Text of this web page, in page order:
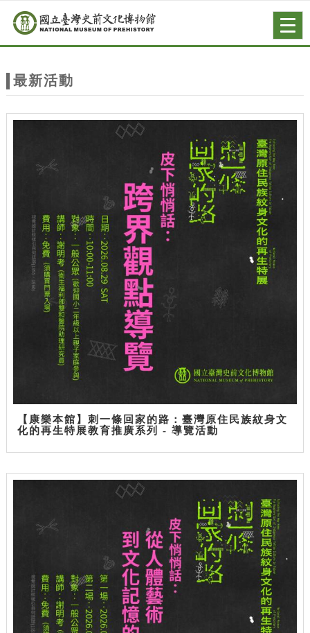
站
主
跳到主要內容
網站導覽
最新活動
【康樂本館】刺一條回家的路：臺灣原住民族紋身文
化的再生特展教育推廣系列 - 導覽活動